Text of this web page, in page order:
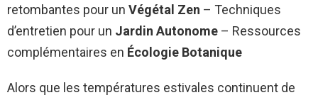
retombantes pour un Végétal Zen – Techniques
d’entretien pour un Jardin Autonome – Ressources
complémentaires en Écologie Botanique
Alors que les températures estivales continuent de